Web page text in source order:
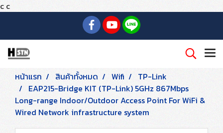
c c
หน้าแรก สินค้าทั้งหมด Wifi
TP-Link
EAP215-Bridge KIT (TP-Link) 5GHz 867Mbps
Long-range Indoor/Outdoor Access Point For WiFi &
Wired Network infrastructure system